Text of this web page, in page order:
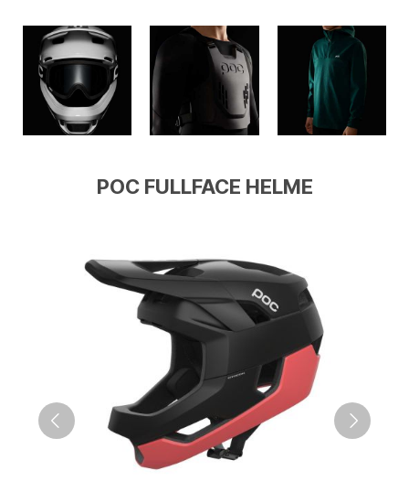
POC FULLFACE HELME